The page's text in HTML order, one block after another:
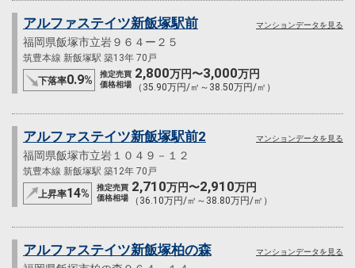
アルファステイツ新飯塚駅前
福岡県飯塚市立岩９６４ー２５
筑豊本線 新飯塚駅 築13年 70戸
下落率0.9%
推定売買
価格相場
2,800万円〜3,000万円
（35.90万円/㎡～38.50万円/㎡）
マンションデータを見る
アルファステイツ新飯塚駅前2
福岡県飯塚市立岩１０４９－１２
筑豊本線 新飯塚駅 築12年 70戸
上昇率14%
推定売買
価格相場
2,710万円〜2,910万円
（36.10万円/㎡～38.80万円/㎡）
マンションデータを見る
アルファステイツ新飯塚柏の森 マンションデータを見る